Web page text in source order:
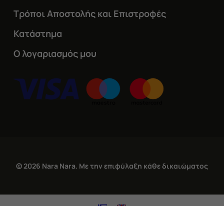
Τρόποι Αποστολής και Επιστροφές
Κατάστημα
Ο λογαριασμός μου
© 2026 Nara Nara. Με την επιφύλαξη κάθε δικαιώματος